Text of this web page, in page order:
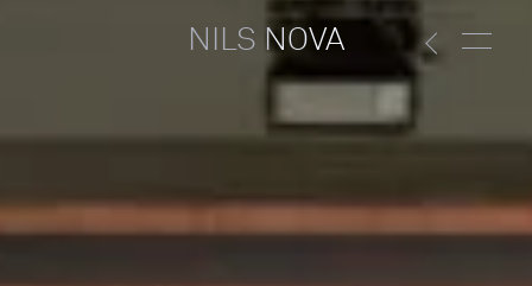
NILS NOVA